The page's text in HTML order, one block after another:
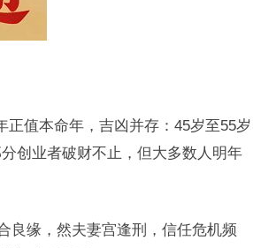
正值本命年，吉凶并存：45岁至55岁
创业者破财不止，但大多数人明年
良缘，然夫妻宫逢刑，信任危机频